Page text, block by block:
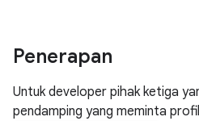
Penerapan
Untuk developer pihak ketiga
pendamping yang meminta profil